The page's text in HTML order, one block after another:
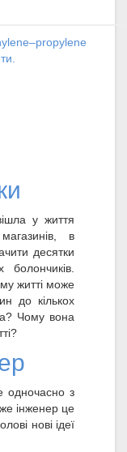
у життя
в
десятки
житті може
до кількох
Чому вона
одночасно з
інженер це
нові ідеї